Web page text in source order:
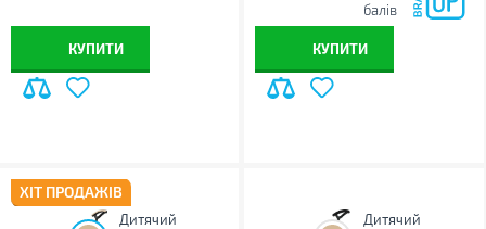
КУПИТИ
балів
КУПИТИ
ХІТ ПРОДАЖІВ
Дитячий
Дитячий